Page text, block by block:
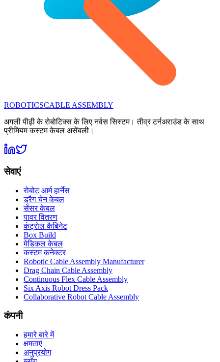
ROBOTICSCABLE ASSEMBLY
अगली पीढ़ी के रोबोटिक्स के लिए नर्वस सिस्टम। तीव्र टर्नअराउंड के साथ
प्रीमियम कस्टम केबल असेंबली।
सेवाएं
रोबोट आर्म हार्नेस
ड्रैग चेन केबल
सेंसर केबल
पावर वितरण
कंट्रोल कैबिनेट
Box Build
मेडिकल केबल
कस्टम कनेक्टर
Robotic Cable Assembly Manufacturer
Drag Chain Cable Assembly
Continuous Flex Cable Assembly
Six Axis Robot Dress Pack
Collaborative Robot Cable Assembly
कंपनी
हमारे बारे में
क्षमताएं
अनुप्रयोग